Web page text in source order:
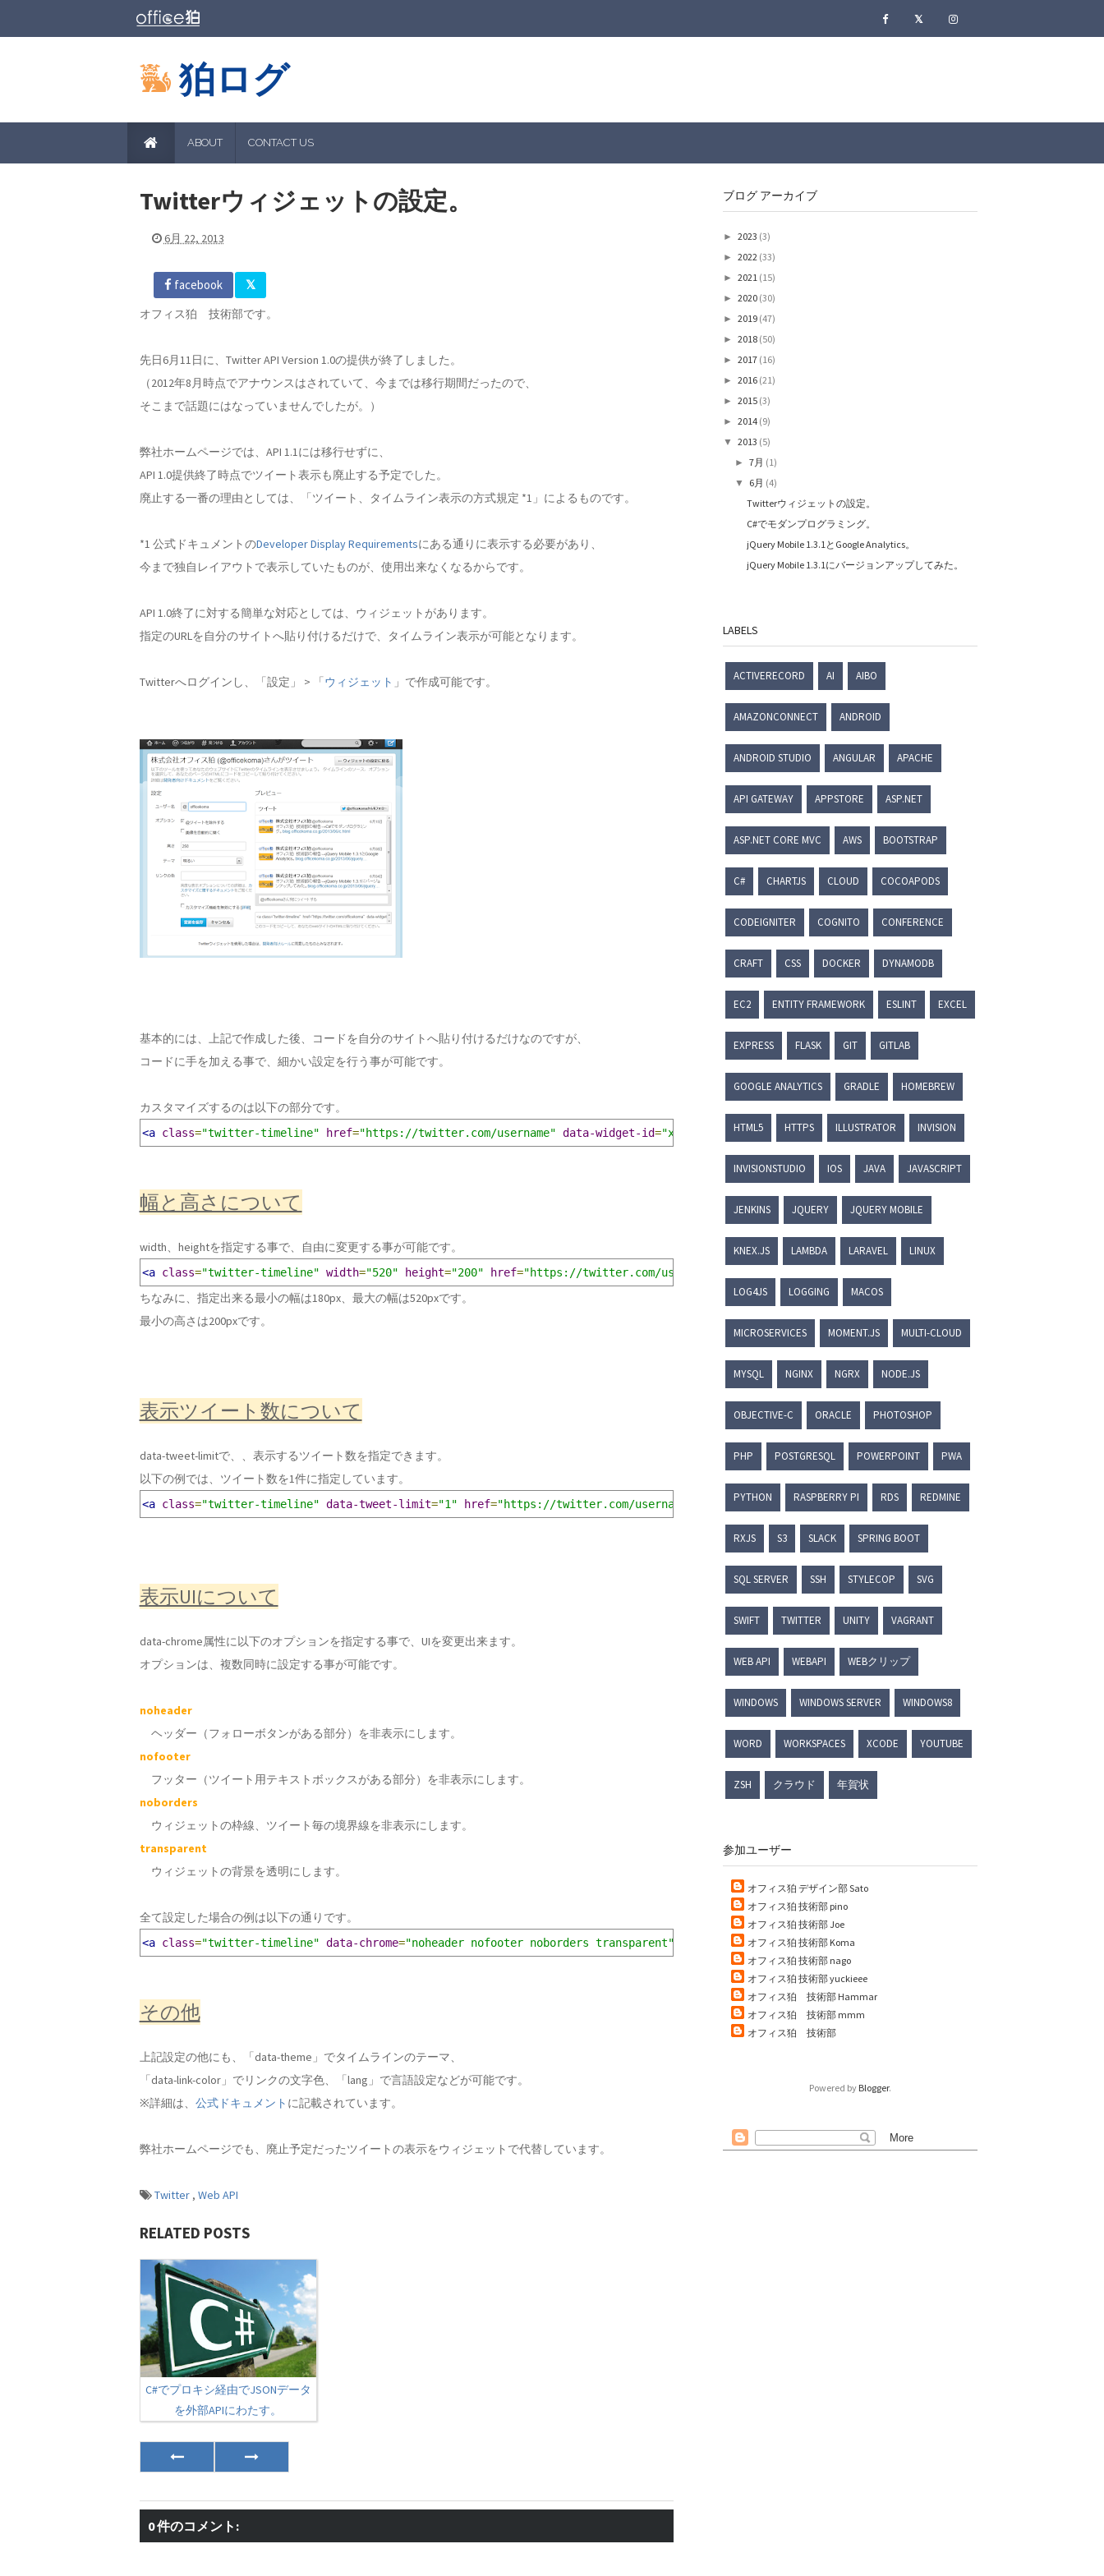
狛ログ
ABOUT CONTACT US
Twitterウィジェットの設定。
6月 22, 2013
facebook
オフィス狛 技術部です。
先日6月11日に、Twitter API Version 1.0の提供が終了しました。
（2012年8月時点でアナウンスはされていて、今までは移行期間だったので、
そこまで話題にはなっていませんでしたが。）
弊社ホームページでは、API 1.1には移行せずに、
API 1.0提供終了時点でツイート表示も廃止する予定でした。
廃止する一番の理由としては、「ツイート、タイムライン表示の方式規定 *1」によるものです。
*1 公式ドキュメントのDeveloper Display Requirementsにある通りに表示する必要があり、
今まで独自レイアウトで表示していたものが、使用出来なくなるからです。
API 1.0終了に対する簡単な対応としては、ウィジェットがあります。
指定のURLを自分のサイトへ貼り付けるだけで、タイムライン表示が可能となります。
Twitterへログインし、「設定」 > 「ウィジェット 」で作成可能です。
基本的には、上記で作成した後、コードを自分のサイトへ貼り付けるだけなのですが、
コードに手を加える事で、細かい設定を行う事が可能です。
カスタマイズするのは以下の部分です。
<a class="twitter-timeline" href="https://twitter.com/username" data-widget-id="xxxxxx"
幅と高さについて
width、heightを指定する事で、自由に変更する事が可能です。
<a class="twitter-timeline" width="520" height="200" href="https://twitter.com/username"
ちなみに、指定出来る最小の幅は180px、最大の幅は520pxです。
最小の高さは200pxです。
表示ツイート数について
data-tweet-limitで、、表示するツイート数を指定できます。
以下の例では、ツイート数を1件に指定しています。
<a class="twitter-timeline" data-tweet-limit="1" href="https://twitter.com/username" data-widget-id ="xxxxxx">
表示UIについて
data-chrome属性に以下のオプションを指定する事で、UIを変更出来ます。
オプションは、複数同時に設定する事が可能です。
noheader
ヘッダー（フォローボタンがある部分）を非表示にします。
nofooter
フッター（ツイート用テキストボックスがある部分）を非表示にします。
noborders
ウィジェットの枠線、ツイート毎の境界線を非表示にします。
transparent
ウィジェットの背景を透明にします。
全て設定した場合の例は以下の通りです。
<a class="twitter-timeline" data-chrome="noheader nofooter noborders transparent" "https://twitter.com/username"
その他
上記設定の他にも、「data-theme」でタイムラインのテーマ、
「data-link-color」でリンクの文字色、「lang」で言語設定などが可能です。
※詳細は、 公式ドキュメント に記載されています。
弊社ホームページでも、廃止予定だったツイートの表示をウィジェットで代替しています。
Twitter , Web API
RELATED POSTS
C#でプロキシ経由でJSONデータ
を外部APIにわたす。
0 件のコメント:
ブログ アーカイブ
► 2023 (3)
► 2022 (33)
► 2021 (15)
► 2020 (30)
► 2019 (47)
► 2018 (50)
► 2017 (16)
► 2016 (21)
► 2015 (3)
► 2014 (9)
▼ 2013 (5)
► 7月 (1)
▼ 6月 (4)
Twitterウィジェットの設定。
C#でモダンプログラミング。
jQuery Mobile 1.3.1とGoogle Analytics。
jQuery Mobile 1.3.1にバージョンアップしてみた。
LABELS
ACTIVERECORD AI AIBO
AMAZONCONNECT ANDROID
ANDROID STUDIO ANGULAR APACHE
API GATEWAY APPSTORE ASP.NET
ASP.NET CORE MVC AWS BOOTSTRAP
C# CHARTJS CLOUD COCOAPODS
CODEIGNITER COGNITO CONFERENCE
CRAFT CSS DOCKER DYNAMODB
EC2 ENTITY FRAMEWORK ESLINT EXCEL
EXPRESS FLASK GIT GITLAB
GOOGLE ANALYTICS GRADLE HOMEBREW
HTML5 HTTPS ILLUSTRATOR INVISION
INVISIONSTUDIO IOS JAVA JAVASCRIPT
JENKINS JQUERY JQUERY MOBILE
KNEX.JS LAMBDA LARAVEL LINUX
LOG4JS LOGGING MACOS
MICROSERVICES MOMENT.JS MULTI-CLOUD
MYSQL NGINX NGRX NODE.JS
OBJECTIVE-C ORACLE PHOTOSHOP
PHP POSTGRESQL POWERPOINT PWA
PYTHON RASPBERRY PI RDS REDMINE
RXJS S3 SLACK SPRING BOOT
SQL SERVER SSH STYLECOP SVG
SWIFT TWITTER UNITY VAGRANT
WEB API WEBAPI WEBクリップ
WINDOWS WINDOWS SERVER WINDOWS8
WORD WORKSPACES XCODE YOUTUBE
ZSH クラウド 年賀状
参加ユーザー
オフィス狛 デザイン部 Sato
オフィス狛 技術部 pino
オフィス狛 技術部 Joe
オフィス狛 技術部 Koma
オフィス狛 技術部 nago
オフィス狛 技術部 yuckieee
オフィス狛 技術部 Hammar
オフィス狛 技術部 mmm
オフィス狛 技術部
Powered by Blogger.